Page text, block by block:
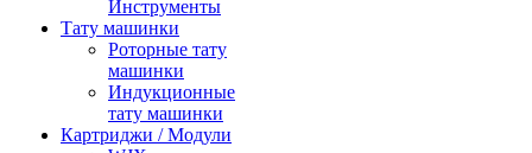
Инструменты
Тату машинки
Роторные тату
машинки
Индукционные
тату машинки
Картриджи / Модули